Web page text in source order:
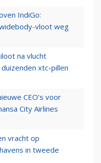
IndiGo:
vloot weg
na vlucht
xtc-pillen
CEO’s voor
City Airlines
vracht op
in tweede